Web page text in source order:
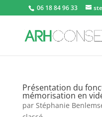
06 18 84 96 33
Présentation du
mémorisation en
par Stéphanie